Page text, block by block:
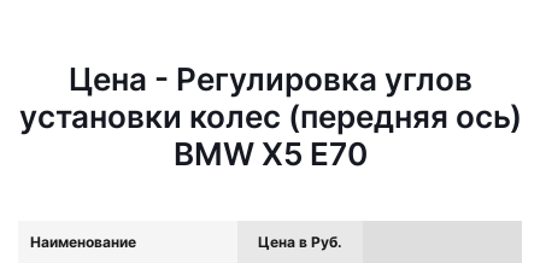
Цена - Регулировка углов
установки колес (передняя ось)
BMW X5 E70
Наименование Цена в Руб.